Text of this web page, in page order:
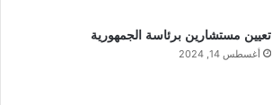
تعيين مستشارين برئاسة الجمهورية
أغسطس 14, 2024